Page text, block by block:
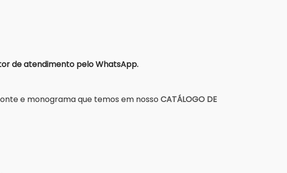
de atendimento pelo WhatsApp.
e monograma que temos em nossoCATÁLOGO DE